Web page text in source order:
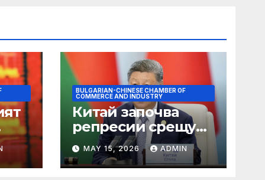
BULGARIAN-CHINESE CHAMBER OF
COMMERCE AND INDUSTRY
Китай започва
репресии срещу
незаконните
практики в сектора
на TCM
MAY 15, 2026 ADMIN